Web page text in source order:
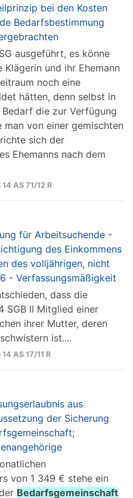
bei den Kosten
Bedarfsbestimmung
ausgeführt, es könne
und ihr Ehemann
noch eine
hätten, denn selbst in
die zur Verfügung
man von einer gemischten
sich der
Ehemanns nach dem
14 AS 71/12 R
für Arbeitsuchende -
des Einkommens
des volljährigen, nicht
- Verfassungsmäßigkeit
dass die
SGB II Mitglied einer
ihrer Mutter, deren
ist....
14 AS 17/11 R
aus
der Sicherung
von 1 349 € stehe ein
Bedarfsgemeinschaft